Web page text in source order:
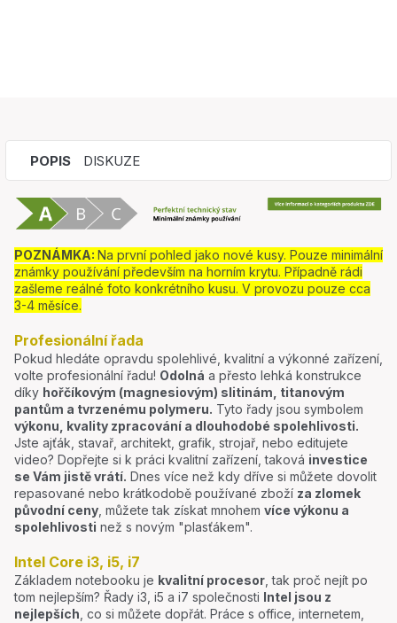
POPIS DISKUZE
POZNÁMKA: Na první pohled jako nové kusy. Pouze minimální
známky používání především na horním krytu. Případně rádi
zašleme reálné foto konkrétního kusu. V provozu pouze cca
3-4 měsíce.
Profesionální řada
Pokud hledáte opravdu spolehlivé, kvalitní a výkonné zařízení,
volte profesionální řadu! Odolná a přesto lehká konstrukce
díky hořčíkovým (magnesiovým) slitinám, titanovým
pantům a tvrzenému polymeru. Tyto řady jsou symbolem
výkonu, kvality zpracování a dlouhodobé spolehlivosti.
Jste ajťák, stavař, architekt, grafik, strojař, nebo editujete
video? Dopřejte si k práci kvalitní zařízení, taková investice
se Vám jistě vrátí. Dnes více než kdy dříve si můžete dovolit
repasované nebo krátkodobě používané zboží za zlomek
původní ceny , můžete tak získat mnohem více výkonu a
spolehlivosti než s novým "plasťákem".
Intel Core i3, i5, i7
Základem notebooku je kvalitní procesor , tak proč nejít po
tom nejlepším? Řady i3, i5 a i7 společnosti Intel jsou z
nejlepších , co si můžete dopřát. Práce s office, internetem,